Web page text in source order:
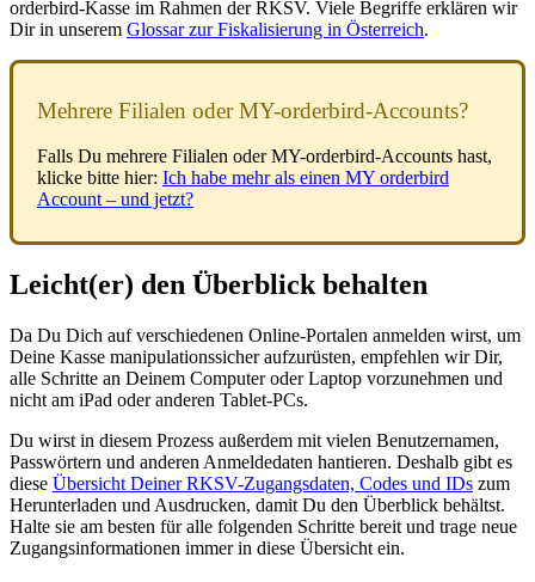
orderbird-Kasse im Rahmen der RKSV. Viele Begriffe erklären wir
Dir in unserem Glossar zur Fiskalisierung in Österreich.
Mehrere Filialen oder MY-orderbird-Accounts?
Falls Du mehrere Filialen oder MY-orderbird-Accounts hast,
klicke bitte hier: Ich habe mehr als einen MY orderbird
Account – und jetzt?
Leicht(er) den Überblick behalten
Da Du Dich auf verschiedenen Online-Portalen anmelden wirst, um
Deine Kasse manipulationssicher aufzurüsten, empfehlen wir Dir,
alle Schritte an Deinem Computer oder Laptop vorzunehmen und
nicht am iPad oder anderen Tablet-PCs.
Du wirst in diesem Prozess außerdem mit vielen Benutzernamen,
Passwörtern und anderen Anmeldedaten hantieren. Deshalb gibt es
diese Übersicht Deiner RKSV-Zugangsdaten, Codes und IDs zum
Herunterladen und Ausdrucken, damit Du den Überblick behältst.
Halte sie am besten für alle folgenden Schritte bereit und trage neue
Zugangsinformationen immer in diese Übersicht ein.